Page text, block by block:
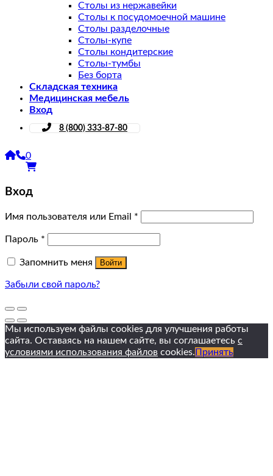
Столы из нержавейки
Столы к посудомоечной машине
Столы разделочные
Столы-купе
Столы кондитерские
Столы-тумбы
Без борта
Складская техника
Медицинская мебель
Вход
8 (800) 333-87-80
0
Вход
Имя пользователя или Email *
Пароль *
Запомнить меня Войти
Забыли свой пароль?
Мы используем файлы cookies для улучшения работы
сайта. Оставаясь на нашем сайте, вы соглашаетесь с
условиями использования файлов cookies. Принять